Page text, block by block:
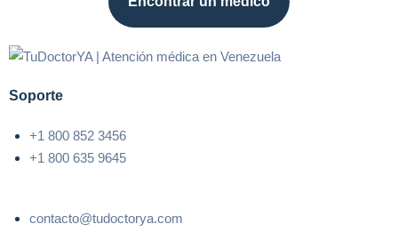
Soporte
+1 800 852 3456
+1 800 635 9645
contacto@tudoctorya.com